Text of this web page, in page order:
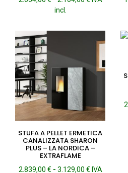
da
2.054,00 €
2.104,00 €
incl.
STUFA A PELLET ERMETICA
CANALIZZATA SHARON
PLUS – LA NORDICA –
EXTRAFLAME
2.839,00 € - 3.129,00 €Fascia
IVA